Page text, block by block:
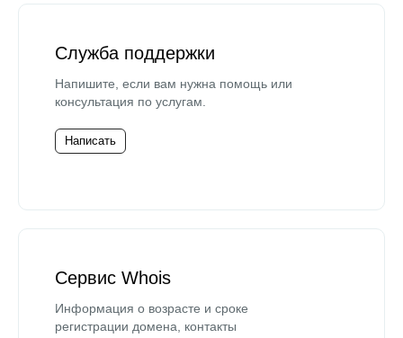
Служба поддержки
Напишите, если вам нужна помощь или
консультация по услугам.
Написать
Сервис Whois
Информация о возрасте и сроке
регистрации домена, контакты